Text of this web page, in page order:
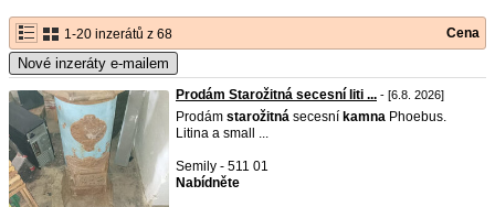
1-20 inzerátů z 68 Cena
Nové inzeráty e-mailem
Prodám Starožitná secesní liti ... - [6.8. 2026]
Prodám starožitná secesní kamna Phoebus.
Litina a small ...
Semily - 511 01
Nabídněte